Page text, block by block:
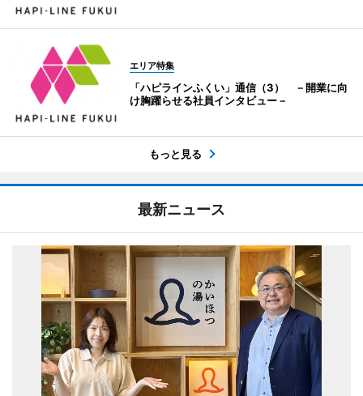
エリア特集
「ハピラインふくい」通信（3） －開業に向
け胸躍らせる社員インタビュー－
もっと見る
最新ニュース